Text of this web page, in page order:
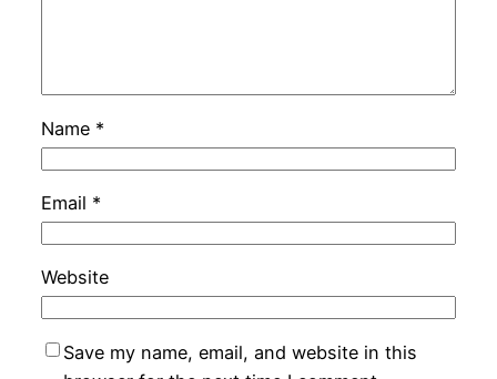
Name *
Email *
Website
Save my name, email, and website in this